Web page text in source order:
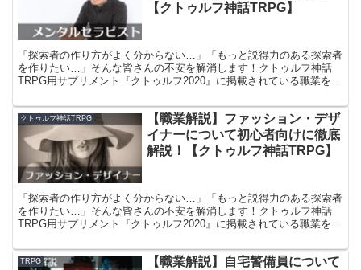
【クトゥルフ神話TRPG】
「探索者の作り方がよく分からない…」「もっと説得力のある探索者
を作りたい…」そんな皆さんの不安を解消します！クトゥルフ神話
TRPG用サプリメント『クトゥルフ2020』に掲載されている職業を徹
説得力のあるロールプレイができるよう情報をまとめています！
クトゥルフ神話TRPG
【職業解説】ファッション・デザ
イナーについて初心者向けに徹底
解説！【クトゥルフ神話TRPG】
「探索者の作り方がよく分からない…」「もっと説得力のある探索者
を作りたい…」そんな皆さんの不安を解消します！クトゥルフ神話
TRPG用サプリメント『クトゥルフ2020』に掲載されている職業を徹
説得力のあるロールプレイができるよう情報をまとめています！
TRPG
【職業解説】自宅警備員について